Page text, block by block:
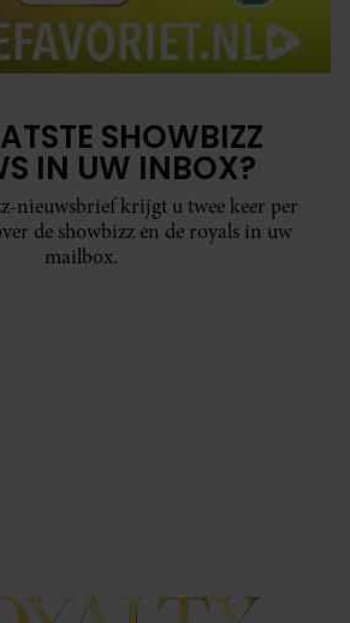
SHOWBIZZ
IN UW INBOX?
nieuwsbrief krijgt u twee keer per
de showbizz en de royals in uw
mailbox.